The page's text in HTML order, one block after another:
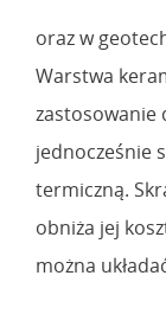
oraz w
Warstwa
zastosowanie
jednocześnie
termiczną.
obniża jej
można